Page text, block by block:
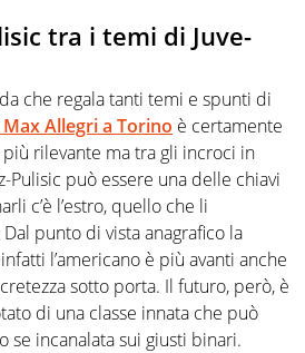
tra i temi di Juve-
che regala tanti temi e spunti di
Allegri a Torino è certamente
rilevante ma tra gli incroci in
Pulisic può essere una delle chiavi
c’è l’estro, quello che li
punto di vista anagrafico la
l’americano è più avanti anche
sotto porta. Il futuro, però, è
di una classe innata che può
se incanalata sui giusti binari.